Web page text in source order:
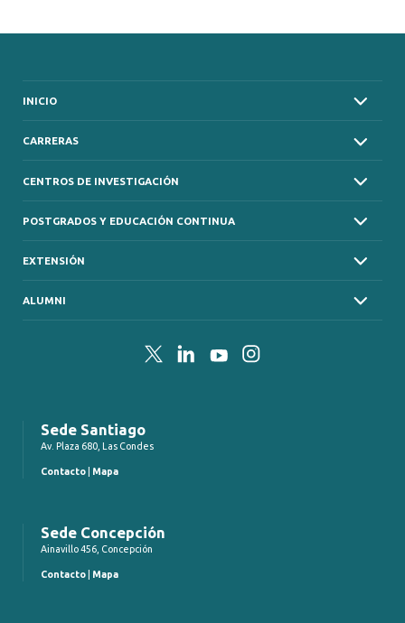
INICIO
CARRERAS
CENTROS DE INVESTIGACIÓN
POSTGRADOS Y EDUCACIÓN CONTINUA
EXTENSIÓN
ALUMNI
TwitterLinkedInYouTubeInstagram
Sede Santiago
Av. Plaza 680, Las Condes
Contacto Mapa
Sede Concepción
Ainavillo 456, Concepción
Contacto Mapa